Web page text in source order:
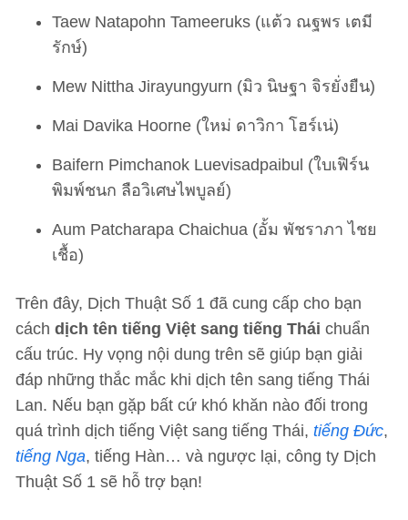
Taew Natapohn Tameeruks (แต้ว ณฐพร เตมี
รักษ์)
Mew Nittha Jirayungyurn (มิว นิษฐา จิรยั่งยืน)
Mai Davika Hoorne (ใหม่ ดาวิกา โฮร์เน่)
Baifern Pimchanok Luevisadpaibul (ใบเฟิร์น
พิมพ์ชนก ลือวิเศษไพบูลย์)
Aum Patcharapa Chaichua (อั้ม พัชราภา ไชย
เชื้อ)
Trên đây, Dịch Thuật Số 1 đã cung cấp cho bạn
cách dịch tên tiếng Việt sang tiếng Thái chuẩn
cấu trúc. Hy vọng nội dung trên sẽ giúp bạn giải
đáp những thắc mắc khi dịch tên sang tiếng Thái
Lan. Nếu bạn gặp bất cứ khó khăn nào đối trong
quá trình dịch tiếng Việt sang tiếng Thái, tiếng Đức,
tiếng Nga, tiếng Hàn… và ngược lại, công ty Dịch
Thuật Số 1 sẽ hỗ trợ bạn!